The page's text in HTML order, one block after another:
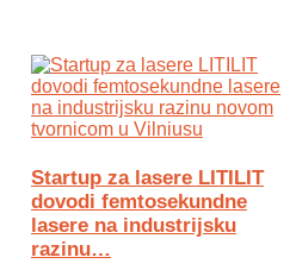
Startup za lasere LITILIT
dovodi femtosekundne
lasere na industrijsku
razinu…